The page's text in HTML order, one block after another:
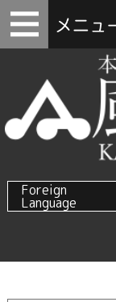
Foreign
Language